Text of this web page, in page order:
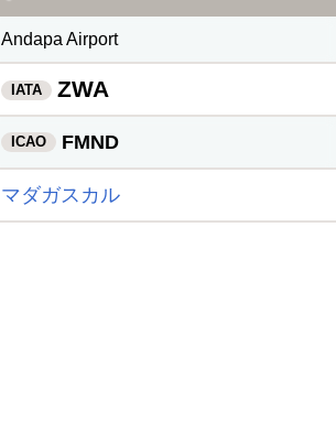
Andapa Airport
IATA ZWA
ICAO FMND
マダガスカル